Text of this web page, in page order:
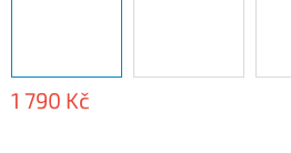
1 790 Kč